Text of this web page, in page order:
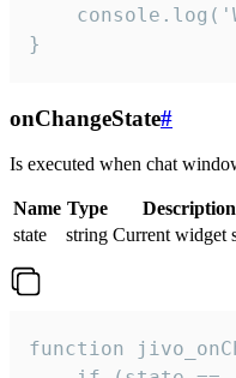
}
onChangeState#
Is executed when chat
Name Type
Description
state
string Current widget
function